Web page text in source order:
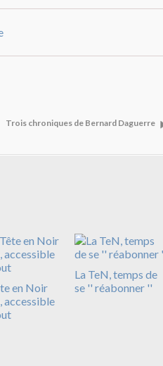
Trois chroniques de Bernard Daguerre
en Noir
accessible
La TeN, temps de
se '' réabonner ''